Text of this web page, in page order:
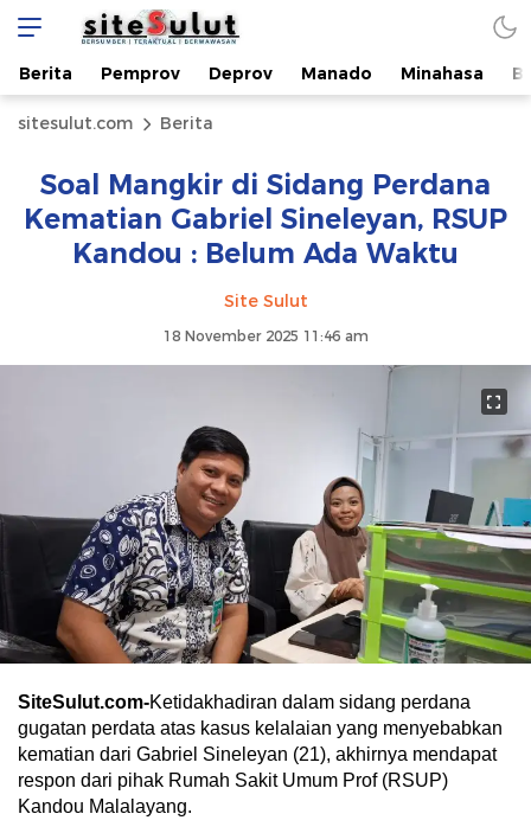
Berita Pemprov Deprov Manado Minahasa
sitesulut.com Berita
Soal Mangkir di Sidang Perdana
Kematian Gabriel Sineleyan, RSUP
Kandou : Belum Ada Waktu
Site Sulut
18 November 2025 11:46 am
SiteSulut.com-Ketidakhadiran dalam sidang perdana
gugatan perdata atas kasus kelalaian yang menyebabkan
kematian dari Gabriel Sineleyan (21), akhirnya mendapat
respon dari pihak Rumah Sakit Umum Prof (RSUP)
Kandou Malalayang.